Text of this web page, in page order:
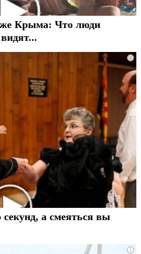
Крыма: Что люди
i
а смеяться вы
i